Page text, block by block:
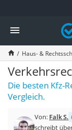
Die beliebtesten
Finanzen
Silbermünze
Hardware-Wallet
E-Scooter-
Münzkapseln
Spardose mit Zählwerk
Mietkautionskonto
Haus- &
Die besten Kfz-
Vergleich.
Von: Falk S.
schreibt